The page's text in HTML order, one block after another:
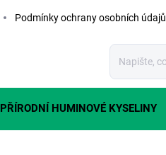
Podmínky ochrany osobních údajů
PŘÍRODNÍ HUMINOVÉ KYSELINY